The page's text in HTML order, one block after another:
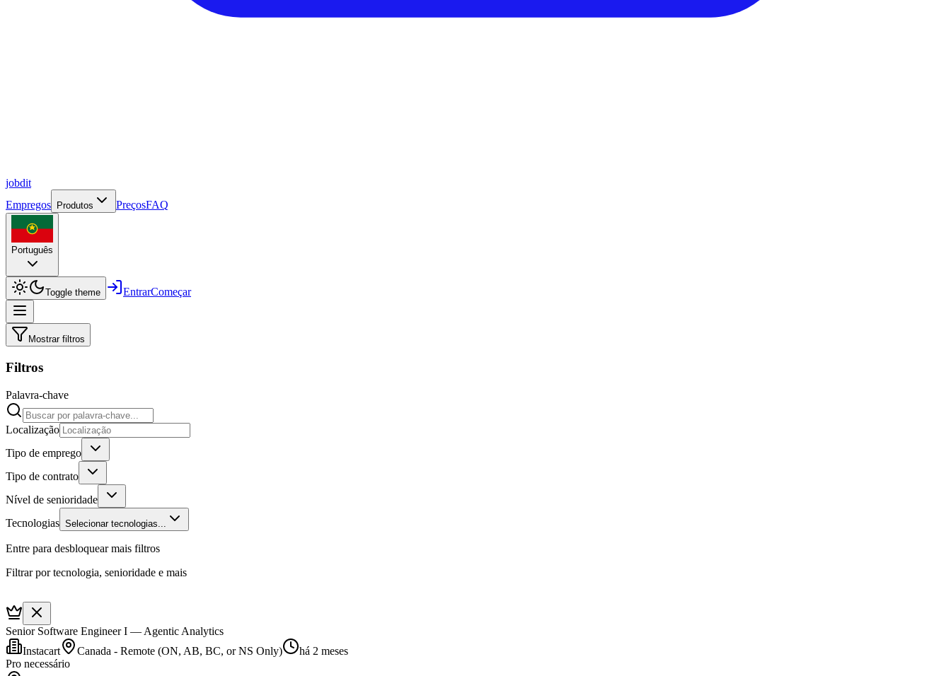
jobdit
Empregos
Produtos PreçosFAQ
Português
Toggle theme EntrarComeçar
Mostrar filtros
Filtros
Palavra-chave
Localização
Tipo de emprego
Tipo de contrato
Nível de senioridade
Tecnologias Selecionar tecnologias...
Entre para desbloquear mais filtros
Filtrar por tecnologia, senioridade e mais
Senior Software Engineer I — Agentic Analytics
Instacart
Canada - Remote (ON, AB, BC, or NS Only)
há 2 meses
Pro necessário